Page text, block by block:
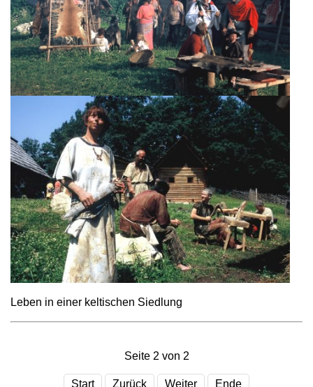
Leben in einer keltischen Siedlung
Seite 2 von 2
Start Zurück Weiter Ende